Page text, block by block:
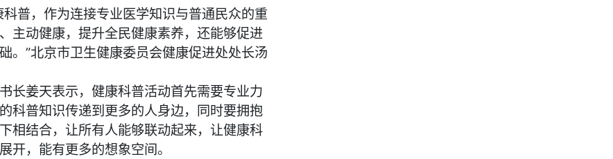
普，作为连接专业医学知识与普通民众的重
主动健康，提升全民健康素养，还能够促进
。”北京市卫生健康委员会健康促进处处长汤
长姜天表示，健康科普活动首先需要专业力
科普知识传递到更多的人身边，同时要拥抱
相结合，让所有人能够联动起来，让健康科
开，能有更多的想象空间。